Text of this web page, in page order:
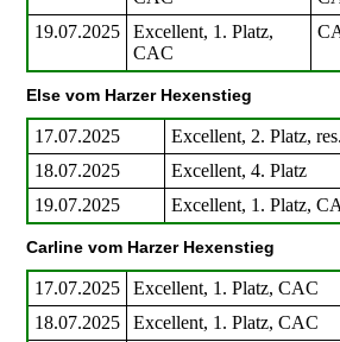
19.07.2025
Excellent, 1. Platz,
CAC
Else vom Harzer Hexenstieg
17.07.2025
Excellent, 2. Platz,
18.07.2025
Excellent, 4. Platz
19.07.2025
Excellent, 1. Platz,
Carline vom Harzer Hexenstieg
17.07.2025 Excellent, 1. Platz, CAC
18.07.2025
Excellent, 1. Platz, CAC